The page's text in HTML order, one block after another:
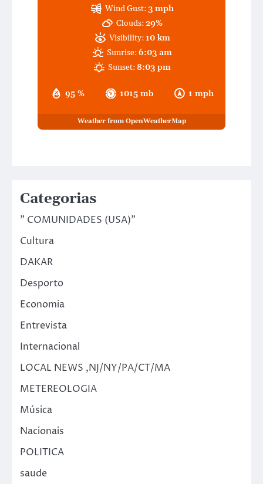
95 % 1015 mb 1 mph
Wind Gust:3 mph
Clouds:29%
Visibility: 10 km
Sunrise:6:03 am
Sunset:8:03 pm
Weather from OpenWeatherMap
Categorias
" COMUNIDADES (USA)"
Cultura
DAKAR
Desporto
Economia
Entrevista
Internacional
LOCAL NEWS ,NJ/NY/PA/CT/MA
METEREOLOGIA
Música
Nacionais
POLITICA
saude